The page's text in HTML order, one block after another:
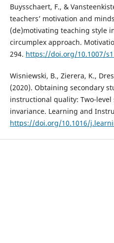
Buysschaert, F., &
teachers’ motivation and
(de)motivating teaching style
circumplex approach.
294. https://doi.org/10.1007/
Wisniewski, B., Zierera, K.,
(2020). Obtaining secondary
instructional quality: Two-
invariance. Learning and
https://doi.org/10.1016/